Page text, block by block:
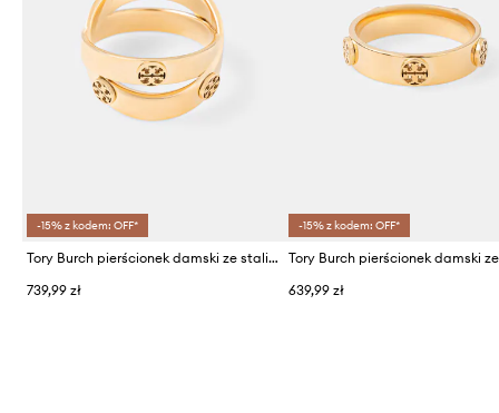
-15% z kodem: OFF*
Tory Burch pierścionek damski ze stali nierdzewnej Icon
739,99 zł
-15% z kodem: OFF*
639,99 zł